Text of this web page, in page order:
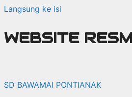
Langsung ke isi
WEBSITE
SD BAWAMAI PONTIANAK